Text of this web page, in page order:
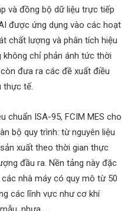
và đồng bộ dữ liệu trực tiếp
được ứng dụng vào các hoạt
chất lượng và phân tích hiệu
không chỉ phản ánh tức thời
đưa ra các đề xuất điều
thực tế.
chuẩn ISA-95, FCIM MES cho
bộ quy trình: từ nguyên liệu
xuất theo thời gian thực
đầu ra. Nền tảng này đặc
nhà máy có quy mô từ 50
các lĩnh vực như cơ khí